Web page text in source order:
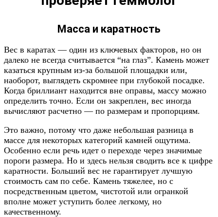
Масса и каратность
Вес в каратах — один из ключевых факторов, но он
далеко не всегда считывается “на глаз”. Камень может
казаться крупным из-за большой площадки или,
наоборот, выглядеть скромнее при глубокой посадке.
Когда бриллиант находится вне оправы, массу можно
определить точно. Если он закреплен, вес иногда
вычисляют расчетно — по размерам и пропорциям.
Это важно, потому что даже небольшая разница в
массе для некоторых категорий камней ощутима.
Особенно если речь идет о переходе через значимые
пороги размера. Но и здесь нельзя сводить все к цифре
каратности. Больший вес не гарантирует лучшую
стоимость сам по себе. Камень тяжелее, но с
посредственным цветом, чистотой или огранкой
вполне может уступить более легкому, но
качественному.